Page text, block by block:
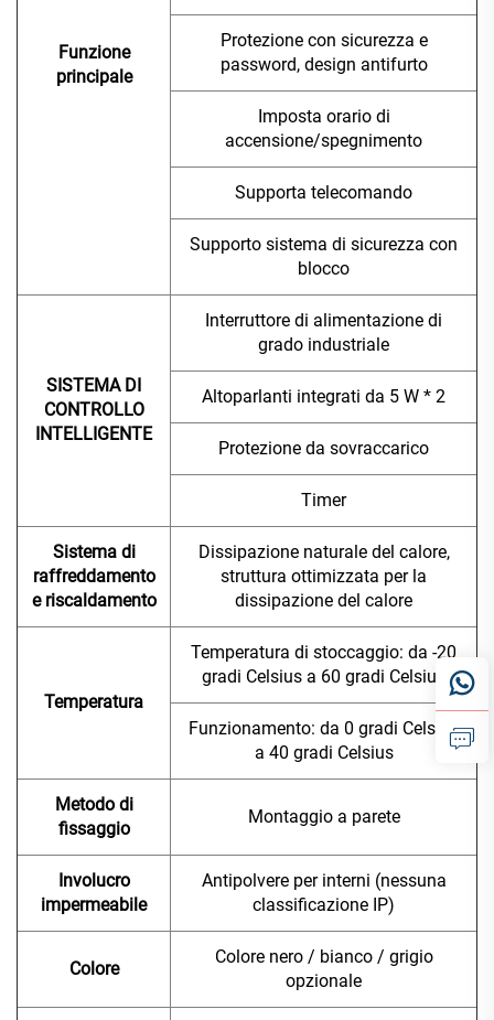
Funzione
principale
Protezione con sicurezza e
password, design antifurto
Imposta orario di
accensione/spegnimento
Supporta telecomando
Supporto sistema di sicurezza con
blocco
SISTEMA DI
CONTROLLO
INTELLIGENTE
Interruttore di alimentazione di
grado industriale
Altoparlanti integrati da 5 W * 2
Protezione da sovraccarico
Timer
Sistema di
raffreddamento
e riscaldamento
Dissipazione naturale del calore,
struttura ottimizzata per la
dissipazione del calore
Temperatura
Temperatura di stoccaggio: da -20
gradi Celsius a 60 gradi Celsius
Funzionamento: da 0 gradi Celsius
a 40 gradi Celsius
Metodo di
fissaggio
Montaggio a parete
Involucro
impermeabile
Antipolvere per interni (nessuna
classificazione IP)
Colore
Colore nero / bianco / grigio
opzionale